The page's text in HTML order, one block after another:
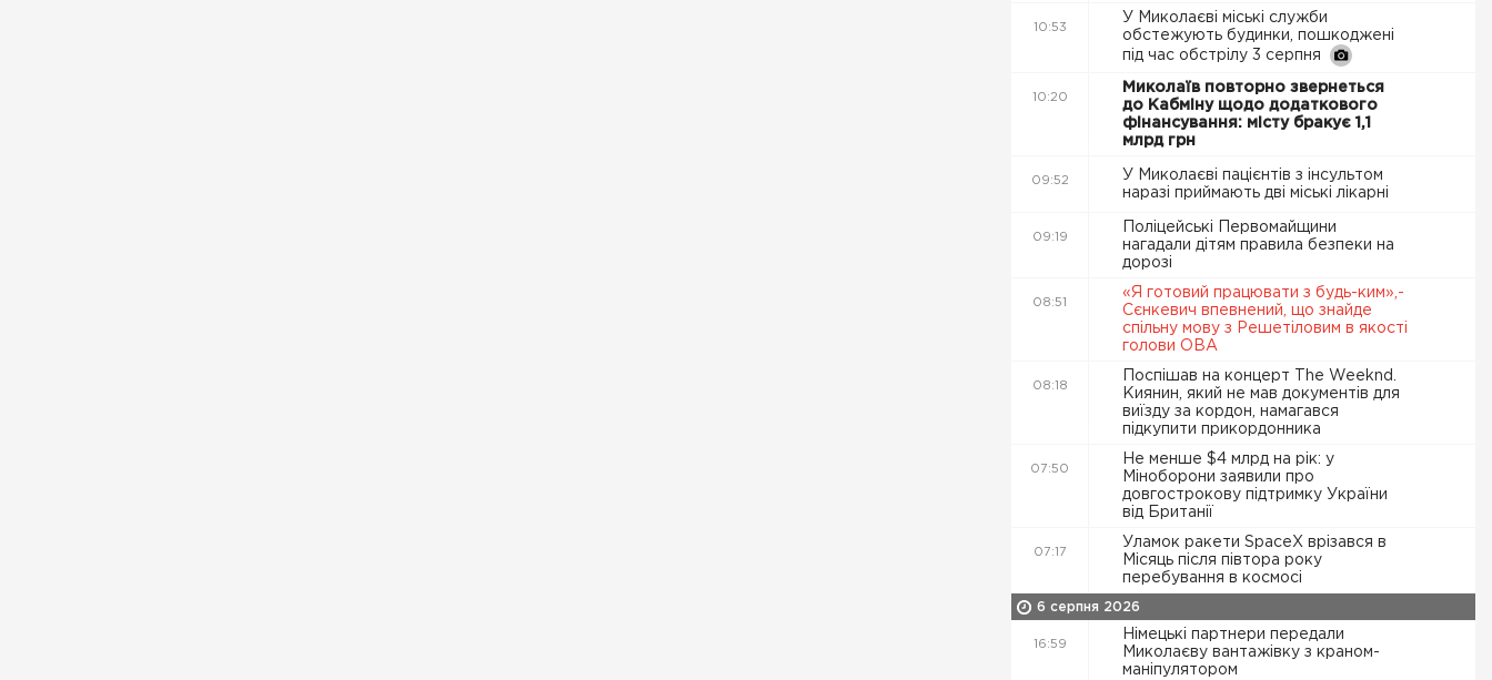
10:53
У Миколаєві міські служби
обстежують будинки, пошкоджені
під час обстрілу 3 серпня
10:20
Миколаїв повторно звернеться
до Кабміну щодо додаткового
фінансування: місту бракує 1,1
млрд грн
09:52
У Миколаєві пацієнтів з інсультом
наразі приймають дві міські лікарні
09:19
Поліцейські Первомайщини
нагадали дітям правила безпеки на
дорозі
08:51
«Я готовий працювати з будь-ким»,-
Сєнкевич впевнений, що знайде
спільну мову з Решетіловим в якості
голови ОВА
08:18
Поспішав на концерт The Weeknd.
Киянин, який не мав документів для
виїзду за кордон, намагався
підкупити прикордонника
07:50
Не менше $4 млрд на рік: у
Міноборони заявили про
довгострокову підтримку України
від Британії
07:17
Уламок ракети SpaceX врізався в
Місяць після півтора року
перебування в космосі
6 серпня 2026
16:59
Німецькі партнери передали
Миколаєву вантажівку з краном-
маніпулятором